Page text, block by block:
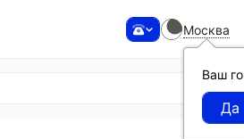
Москва
Ваш